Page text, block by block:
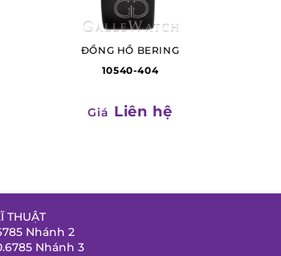
ĐỒNG HỒ BERING
10540-404
Giá Liên hệ
THUẬT
Nhánh 2
Nhánh 3